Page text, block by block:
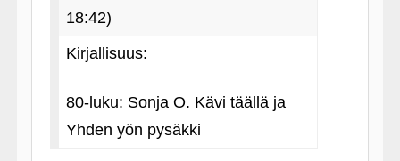
18:42)
Kirjallisuus:
80-luku: Sonja O. Kävi täällä ja
Yhden yön pysäkki